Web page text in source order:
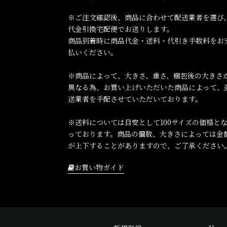
※ご注文確認後、商品に合わせて配送業者を選び、
代金引換宅配便でお送りします。
商品到着時に商品代金・送料・代引き手数料をお
払いください。
※商品によって、大きさ、重さ、梱包後の大きさ
異なる為、お買い上げいただいた商品によって、
送業者を手配させていただいております。
※送料については目安として100サイズの価格とな
っております。商品の個数、大きさによっては金
が上下することがありますので、ご了承ください。
お買い物ガイド